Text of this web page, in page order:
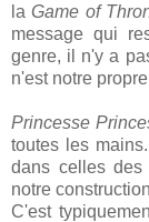
laGame of
message qui
genre, il n'y a
n'est notre
Princesse
toutes les
dans celles
notre
C'est